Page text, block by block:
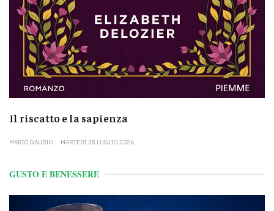
Il riscatto e la sapienza
MARIO GAUDIO MARTEDÌ 28 LUGLIO 2026
GUSTO E BENESSERE